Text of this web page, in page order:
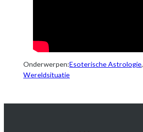
Onderwerpen:Esoterische Astrologie,
Wereldsituatie